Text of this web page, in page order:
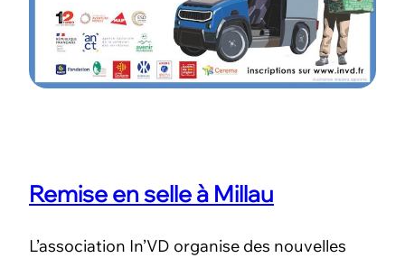
Remise en selle à Millau
L’association In’VD organise des nouvelles